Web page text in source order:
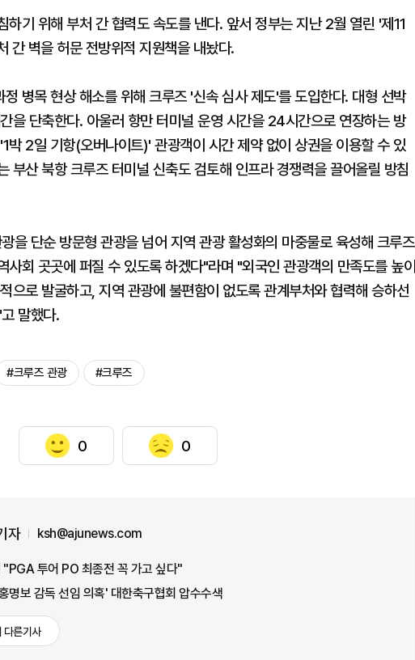
하기 위해 부처 간 협력도 속도를 낸다. 앞서 정부는 지난 2월 열린 '제11
간 벽을 허문 전방위적 지원책을 내놨다.
병목 현상 해소를 위해 크루즈 '신속 심사 제도'를 도입한다. 대형 선박
을 단축한다. 아울러 항만 터미널 운영 시간을 24시간으로 연장하는 방
박 2일 기항(오버나이트)' 관광객이 시간 제약 없이 상권을 이용할 수 있
부산 북항 크루즈 터미널 신축도 검토해 인프라 경쟁력을 끌어올릴 방침
을 단순 방문형 관광을 넘어 지역 관광 활성화의 마중물로 육성해 크루즈
사회 곳곳에 퍼질 수 있도록 하겠다"라며 "외국인 관광객의 만족도를 높이
으로 발굴하고, 지역 관광에 불편함이 없도록 관계부처와 협력해 승하선
말했다.
#크루즈 관광 #크루즈
0 0
자 ksh@ajunews.com
"PGA 투어 PO 최종전 꼭 가고 싶다"
명보 감독 선임 의혹' 대한축구협회 압수수색
다른기사